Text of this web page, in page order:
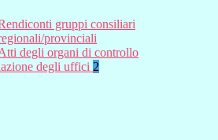
gruppi consiliari
provinciali
degli organi di controllo
degli uffici 2